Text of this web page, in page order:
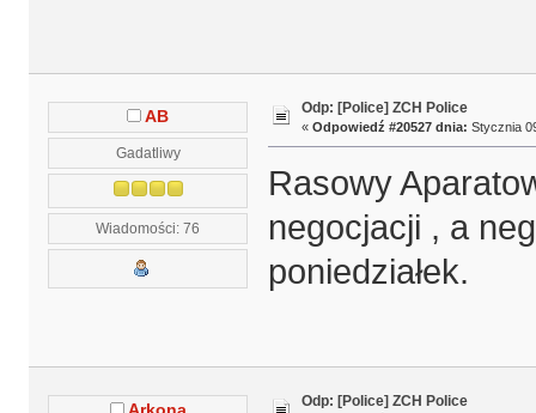
AB
Gadatliwy
Wiadomości: 76
Odp: [Police] ZCH Police
« Odpowiedź #20527 dnia: Stycznia
Rasowy
negocjacji , a
poniedziałek.
Odp: [Police] ZCH Police